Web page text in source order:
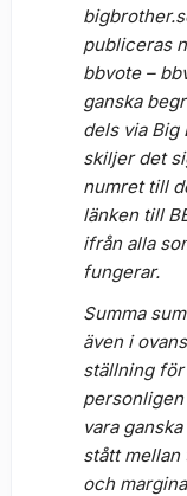
publiceras
bbvote –
ganska
dels via
skiljer det
numret till
länken till
ifrån alla
fungerar.
Summa
även i
ställning för
vara
stått mellan
och